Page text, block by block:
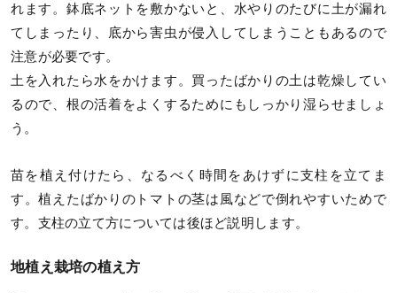
れます。鉢底ネットを敷かないと、水やりのたびに土が漏れ
てしまったり、底から害虫が侵入してしまうこともあるので
注意が必要です。
土を入れたら水をかけます。買ったばかりの土は乾燥してい
るので、根の活着をよくするためにもしっかり湿らせましょ
う。
苗を植え付けたら、なるべく時間をあけずに支柱を立てま
す。植えたばかりのトマトの茎は風などで倒れやすいためで
す。支柱の立て方については後ほど説明します。
地植え栽培の植え方